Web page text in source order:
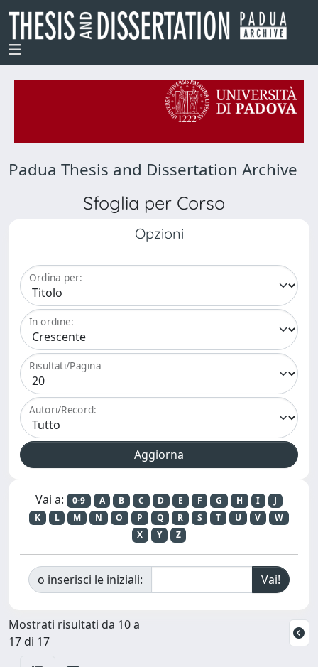
Padua Thesis and Dissertation Archive
Sfoglia per Corso
Opzioni
Ordina per:
In ordine:
Risultati/Pagina
Autori/Record:
Vai a: 0-9 A B C D E F G H I
J
K
L M N O P Q R S T U V
W
X
Y Z
o inserisci le iniziali:
Mostrati risultati da 10 a
17 di 17